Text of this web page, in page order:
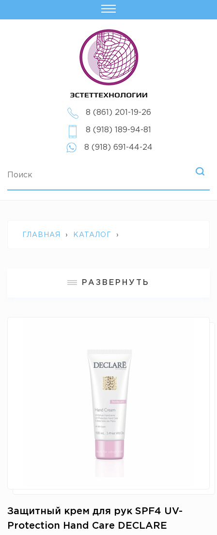
8 (861) 201-19-26
8 (918) 189-94-81
8 (918) 691-44-24
ГЛАВНАЯ › КАТАЛОГ ›
РАЗВЕРНУТЬ
Защитный крем для рук SPF4 UV-
Protection Hand Care DECLARE